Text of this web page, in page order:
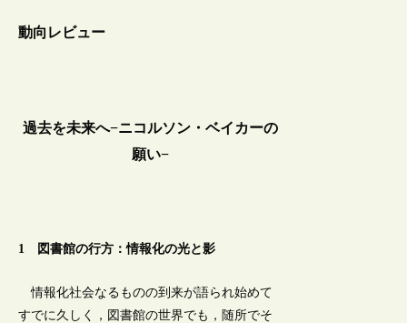
動向レビュー
過去を未来へ−ニコルソン・ベイカーの
願い−
1 図書館の行方：情報化の光と影
情報化社会なるものの到来が語られ始めて
すでに久しく，図書館の世界でも，随所でそ